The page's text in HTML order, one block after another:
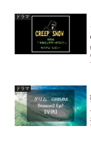
ドラマ
ドラマ